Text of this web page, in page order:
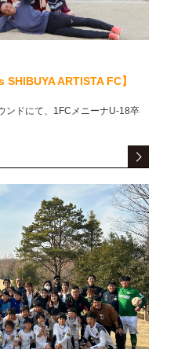
ARTISTA FC】
ドにて、1FCメニーナU-18卒